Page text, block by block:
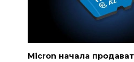
Micron начала